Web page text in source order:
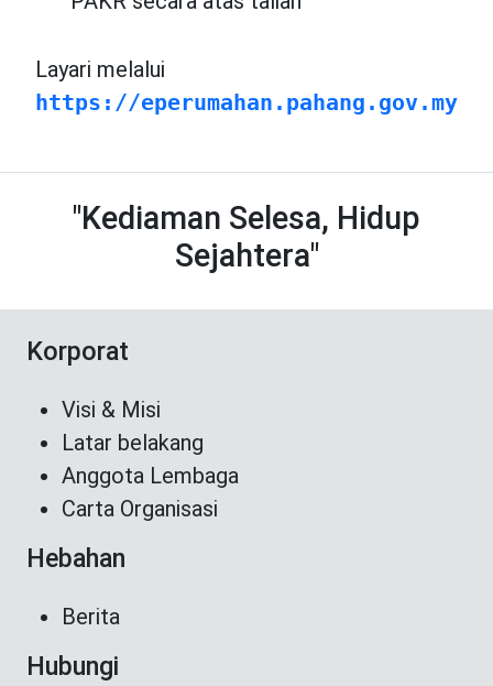
Layari melalui
https://eperumahan.pahang.gov.my
"Kediaman Selesa, Hidup
Sejahtera"
Korporat
Visi & Misi
Latar belakang
Anggota Lembaga
Carta Organisasi
Hebahan
Berita
Hubungi